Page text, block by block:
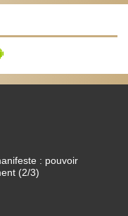
: pouvoir
(2/3)